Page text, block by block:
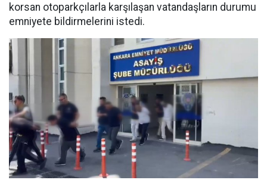
korsan otoparkçılarla karşılaşan vatandaşların durumu
emniyete bildirmelerini istedi.